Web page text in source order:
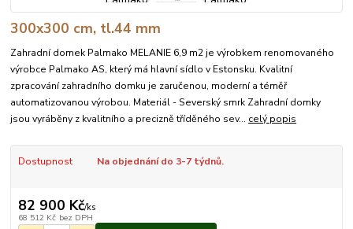
300x300 cm, tl.44 mm
Zahradní domek Palmako MELANIE 6,9 m2 je výrobkem renomovaného
výrobce Palmako AS, který má hlavní sídlo v Estonsku. Kvalitní
zpracování zahradního domku je zaručenou, moderní a téměř
automatizovanou výrobou. Materiál - Severský smrk Zahradní domky
jsou vyráběny z kvalitního a precizně tříděného sev... celý popis
Dostupnost Na objednání do 3-7 týdnů.
82 900 Kč/ks
68 512 Kč bez DPH